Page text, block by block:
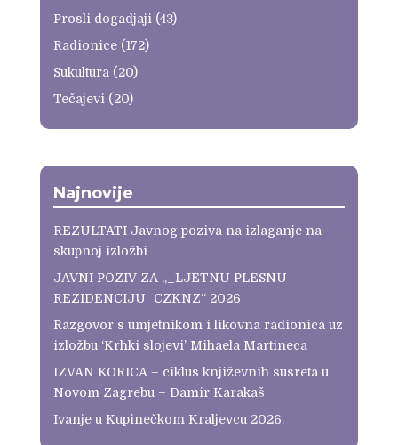
Prosli dogadjaji (43)
Radionice(172)
Sukultura (20)
Tečajevi (20)
Najnovije
REZULTATI Javnog poziva na izlaganje na
skupnoj izložbi
JAVNI POZIV ZA „_LJETNU PLESNU
REZIDENCIJU_CZKNZ“ 2026
Razgovor s umjetnikom i likovna radionica uz
izložbu ‘Krhki slojevi’ Mihaela Martineca
IZVAN KORICA – ciklus književnih susreta u
Novom Zagrebu – Damir Karakaš
Ivanje u Kupinečkom Kraljevcu 2026.